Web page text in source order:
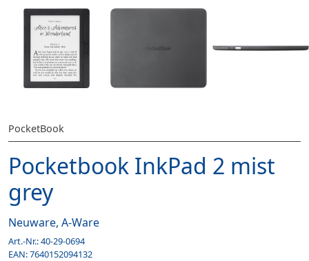
PocketBook
Pocketbook InkPad 2 mist
grey
Neuware, A-Ware
Art.-Nr.:40-29-0694
EAN:7640152094132